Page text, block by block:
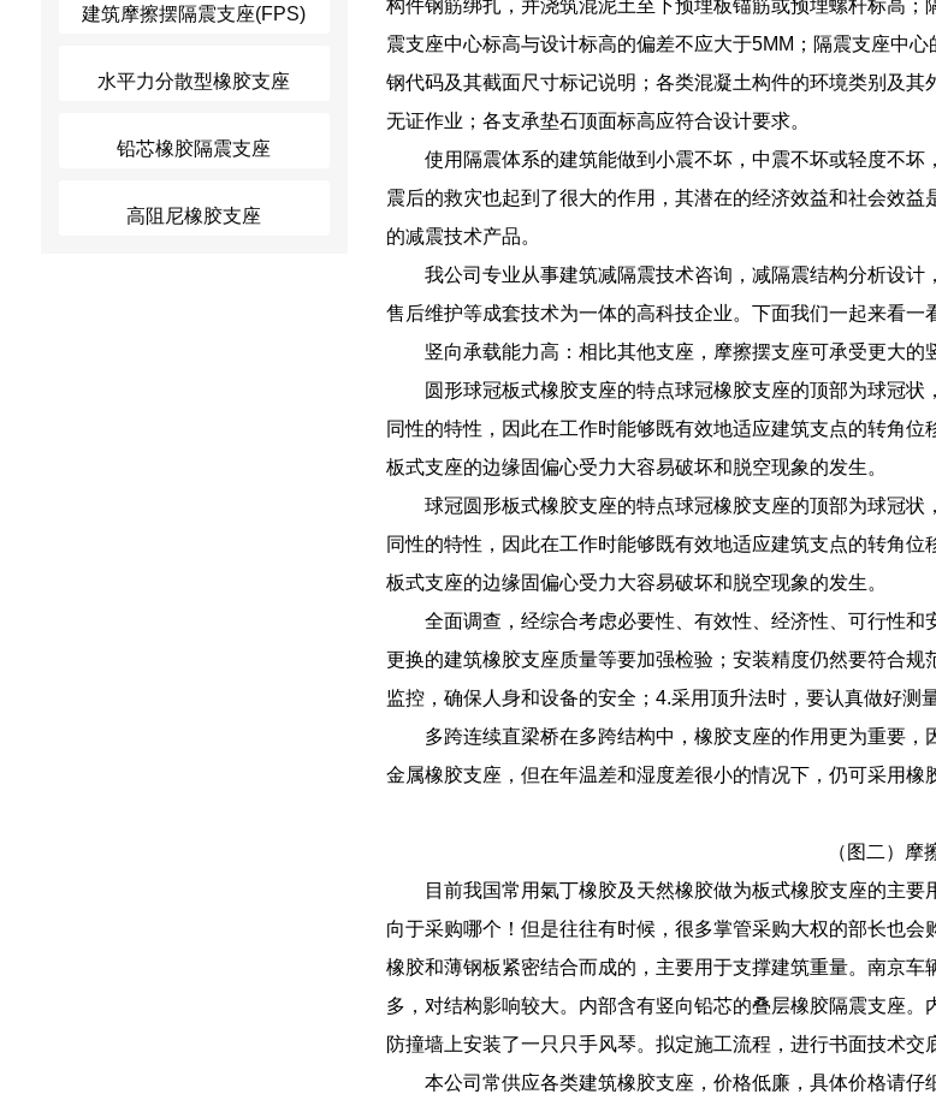
建筑摩擦摆隔震支座(FPS)
水平力分散型橡胶支座
铅芯橡胶隔震支座
高阻尼橡胶支座
构件钢筋绑扎，并浇筑混泥土至下预埋板锚筋或预埋螺杆标高
震支座中心标高与设计标高的偏差不应大于5MM；隔震支座中
钢代码及其截面尺寸标记说明；各类混凝土构件的环境类别及
无证作业；各支承垫石顶面标高应符合设计要求。
使用隔震体系的建筑能做到小震不坏，中震不坏或轻度不
震后的救灾也起到了很大的作用，其潜在的经济效益和社会效
的减震技术产品。
我公司专业从事建筑减隔震技术咨询，减隔震结构分析设
售后维护等成套技术为一体的高科技企业。下面我们一起来看一
竖向承载能力高：相比其他支座，摩擦摆支座可承受更大的
圆形球冠板式橡胶支座的特点球冠橡胶支座的顶部为球冠
同性的特性，因此在工作时能够既有效地适应建筑支点的转角
板式支座的边缘固偏心受力大容易破坏和脱空现象的发生。
球冠圆形板式橡胶支座的特点球冠橡胶支座的顶部为球冠
同性的特性，因此在工作时能够既有效地适应建筑支点的转角
板式支座的边缘固偏心受力大容易破坏和脱空现象的发生。
全面调查，经综合考虑必要性、有效性、经济性、可行性
更换的建筑橡胶支座质量等要加强检验；安装精度仍然要符合
监控，确保人身和设备的安全；4.采用顶升法时，要认真做好测
多跨连续直梁桥在多跨结构中，橡胶支座的作用更为重要
金属橡胶支座，但在年温差和湿度差很小的情况下，仍可采用橡
（图二）摩
目前我国常用氣丁橡胶及天然橡胶做为板式橡胶支座的主
向于采购哪个！但是往往有时候，很多掌管采购大权的部长也
橡胶和薄钢板紧密结合而成的，主要用于支撑建筑重量。南京
多，对结构影响较大。内部含有竖向铅芯的叠层橡胶隔震支座
防撞墙上安装了一只只手风琴。拟定施工流程，进行书面技术交
本公司常供应各类建筑橡胶支座，价格低廉，具体价格请